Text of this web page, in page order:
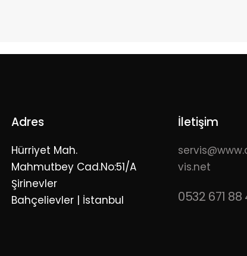
Adres
Hürriyet Mah.
Mahmutbey Cad.No:51/A
Şirinevler
Bahçelievler | İstanbul
İletişim
vis.net
0532 671 88